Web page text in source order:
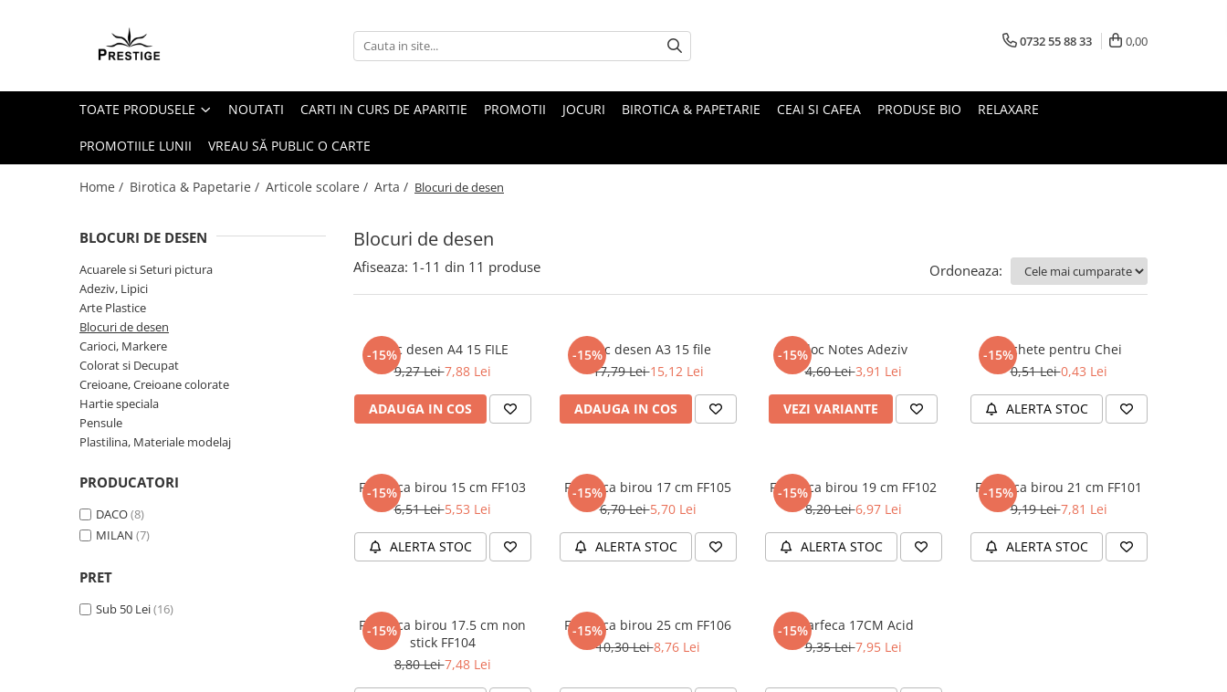
Toate Produsele
Pachete Speciale Carti
Spiritualitate - Ezoterism
AngelConnection
Chiromantie
Dezvoltare Spirituala
KidConnection
Minte Corp
New Illuminati Files
Numerologie
Paranormal
Parapsihologie
0732 55 88 33 0,00
TOATE PRODUSELE NOUTATI CARTI IN CURS DE APARITIE PROMOTII JOCURI BIROTICA & PAPETARIE CEAI SI CAFEA PRODUSE BIO RELAXARE
PROMOTIILE LUNII VREAU SĂ PUBLIC O CARTE
Home / Birotica & Papetarie / Articole scolare / Arta / Blocuri de desen
Blocuri de desen
BLOCURI DE DESEN
Acuarele si Seturi pictura
Adeziv, Lipici
Arte Plastice
Blocuri de desen
Carioci, Markere
Colorat si Decupat
Creioane, Creioane colorate
Hartie speciala
Pensule
Plastilina, Materiale modelaj
PRODUCATORI
DACO(8)
MILAN (7)
PRET
Sub 50 Lei(16)
Afiseaza: 1-11 din 11 produse Ordoneaza:
-15%
Bloc desen A4 15 FILE
9,27 Lei7,88 Lei
ADAUGA IN COS
-15%
Bloc desen A3 15 file
17,79 Lei15,12 Lei
ADAUGA IN COS
-15%Bloc Notes Adeziv
4,60 Lei3,91 Lei
VEZI VARIANTE
-15%
Etichete pentru Chei
0,51 Lei0,43 Lei
ALERTA STOC
-15%
Foarfeca birou 15 cm FF103
6,51 Lei5,53 Lei
ALERTA STOC
-15%
Foarfeca birou 17 cm FF105
6,70 Lei5,70 Lei
ALERTA STOC
-15%
Foarfeca birou 19 cm FF102
8,20 Lei6,97 Lei
ALERTA STOC
-15%
Foarfeca birou 21 cm FF101
9,19 Lei7,81 Lei
ALERTA STOC
-15%
Foarfeca birou 17.5 cm non
stick FF104
8,80 Lei7,48 Lei
-15%
Foarfeca birou 25 cm FF106
10,30 Lei8,76 Lei
-15%Foarfeca 17CM Acid
9,35 Lei7,95 Lei